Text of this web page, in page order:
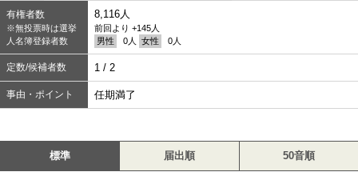
有権者数
※無投票時は選挙
人名簿登録者数
8,116人
前回より +145人
男性
0人 女性 0人
定数/候補者数 1 / 2
事由・ポイント 任期満了
標準 届出順 50音順